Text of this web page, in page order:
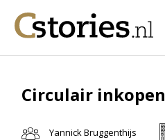
Circulair inkopen
Yannick Bruggenthijs